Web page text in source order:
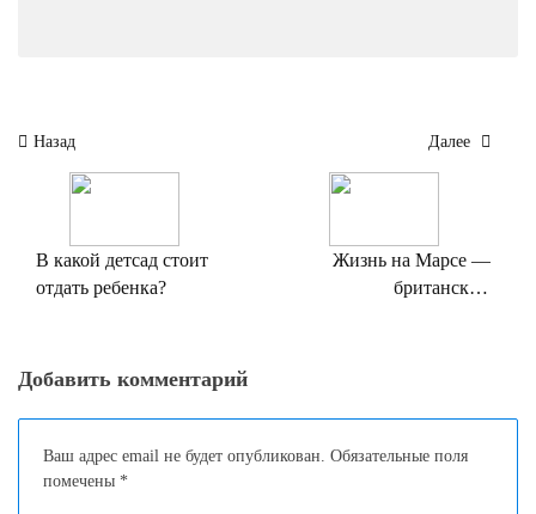
Навигация
записям
Назад
В какой детсад стоит
отдать ребенка?
Далее
Жизнь на Марсе —
британский
Добавить комментарий
Ваш адрес email не будет опубликован. Обязательные поля
помечены *